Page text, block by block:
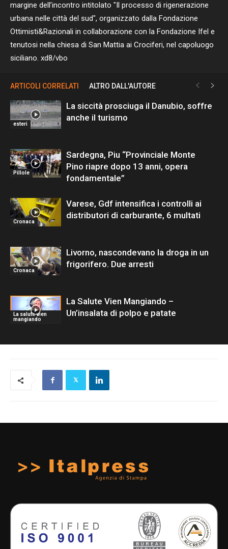
margine dell’incontro intitolato "Il processo di rigenerazione
urbana nelle città del sud", organizzato dalla Fondazione
Ottimisti&Razionali in collaborazione con la Fondazione Ifel e
tenutosi nella chiesa di San Mattia ai Crociferi, nel capoluogo
siciliano. xd8/vbo
ARTICOLI CORRELATI ALTRO DALL'AUTORE
esteri
La siccità prosciuga il Danubio, soffre
anche il turismo
Pillole
Sardegna, Piu “Provinciale Monte
Pino riapre dopo 13 anni, opera
fondamentale”
Cronaca
Varese, Gdf intensifica i controlli ai
distributori di carburante, 6 multati
Cronaca
Livorno, nascondevano la droga in un
frigorifero. Due arresti
La salute vien
mangiando
La Salute Vien Mangiando –
Un’insalata di polpo e patate